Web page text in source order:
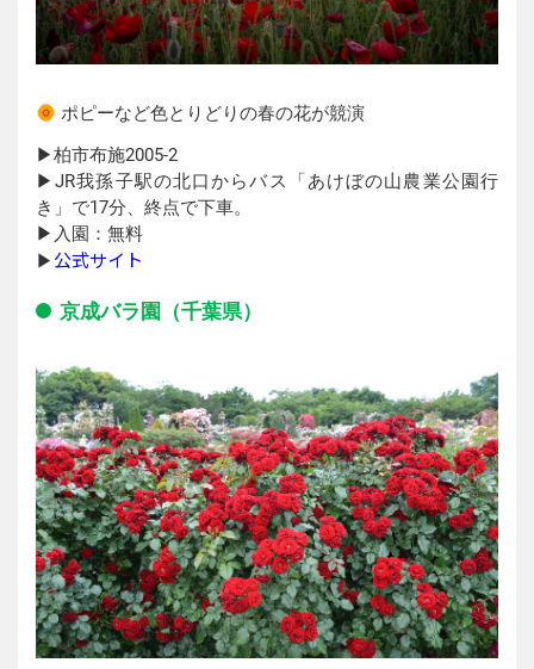
ポピーなど色とりどりの春の花が競演
▶︎柏市布施2005-2
▶︎JR我孫子駅の北口からバス「あけぼの山農業公園行
き」で17分、終点で下車。
▶︎入園：無料
▶︎ 公式サイト
京成バラ園（千葉県）